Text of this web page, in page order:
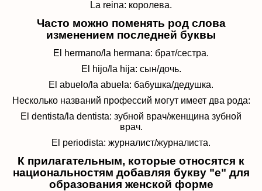
La reina: королева.
Часто можно поменять род слова
изменением последней буквы
El hermano/la hermana: брат/сестра.
El hijo/la hija: сын/дочь.
El abuelo/la abuela: бабушка/дедушка.
Несколько названий профессий могут имеет два рода:
El dentista/la dentista: зубной врач/женщина зубной
врач.
El periodista: журналист/журналиста.
К прилагательным, которые относятся к
национальностям добавляя букву "e" для
образования женской форме